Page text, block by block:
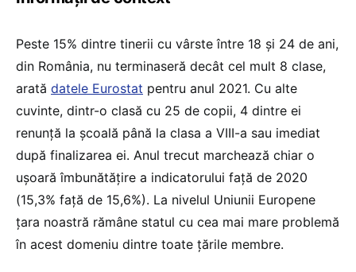
Peste 15% dintre tinerii cu vârste între 18 și 24 de ani,
din România, nu terminaseră decât cel mult 8 clase,
arată datele Eurostat pentru anul 2021. Cu alte
cuvinte, dintr-o clasă cu 25 de copii, 4 dintre ei
renunță la școală până la clasa a VIII-a sau imediat
după finalizarea ei. Anul trecut marchează chiar o
ușoară îmbunătățire a indicatorului față de 2020
(15,3% față de 15,6%). La nivelul Uniunii Europene
țara noastră rămâne statul cu cea mai mare problemă
în acest domeniu dintre toate țările membre.